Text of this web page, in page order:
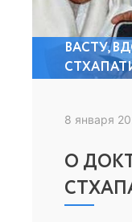
ВАСТУ,
8 января
О